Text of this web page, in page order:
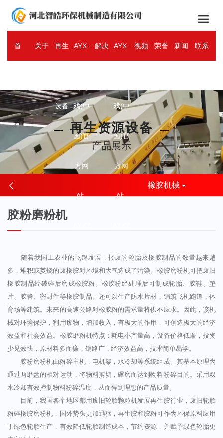

首 关于 再生
设备
AYX·
戏(中
国)官
方网
站-
SPORTS
解决 AYX·
戏(中
国)官
方网
站-
SPORTS
视频 荣誉 新闻 联系
再生资源设备
产品展示
橡胶机械
胶粉磨粉机
随着我国工农业的飞速发展，报废的轮胎及橡胶制品的数量越来越
多，堆积或焚烧的废橡胶对环境和大气造成了污染。橡胶磨粉机可把废旧
橡胶制品经破碎后磨成橡胶粉。橡胶粉经处理后可制成轮胎、胶鞋、垫
片、胶管、密封件等橡胶制品。还可以生产防水片材，铺筑飞机跑道，体
育场等建筑。未来的高速公路对橡胶粉的需求量将供不应求。因此，该机
械对环境保护，利用废物，增加收入，有极大的作用，可创造极大的经济
效益和社会效益。橡胶磨粉机特点：耗电小产量高，设备价格低廉，投资
少见效快，原材料多而廉，销路广，经济效益高，技术简单易学。
胶粉磨粉机由粉碎主机，电机架，水冷却等系统组成。其基本原理为
通过两磨盘的相对运动，将物料剪切，碾磨而达到物料粉碎目的。采用双
水冷却有效控制物料粉碎温度，从而得到理想的产品质量。
目前，我国各个地区都用废旧轮胎颗粒机发展再生胶行业，废旧轮胎
粉碎橡胶磨粉机，国外势头更加迅猛，再生胶和胶粉可作为环保原料应用
于绿色轮胎生产，有效降低轮胎制造成本，节约资源，并赋予绿色轮胎更